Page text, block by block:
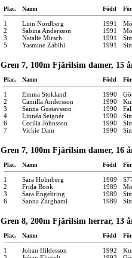
Plac. Namn Född
1 Linn Nordberg 1991
2
Sabina Andersson 1991
3
Natalie Mirsch 1991
5
Yasmine Zabihi 1991
Gren 7, 100m Fjärilsim damer, 15
Plac. Namn Född
1 Emma Stokland 1990
2
Camilla Andersson 1990
3
Sanna Gustavsson 1990
4
Linnéa Seignér 1990
6
Cecilia Johnsson 1990
7
Vickie Dam 1990
Gren 7, 100m Fjärilsim damer, 16
Plac. Namn Född
1 Sara Holmberg 1989
2
Frida Book 1989
3
Sara Engebring 1989
6
Sanna Zarghami 1989
Gren 8, 200m Fjärilsim herrar, 13
Plac. Namn Född
1 Johan Hildesson 1992